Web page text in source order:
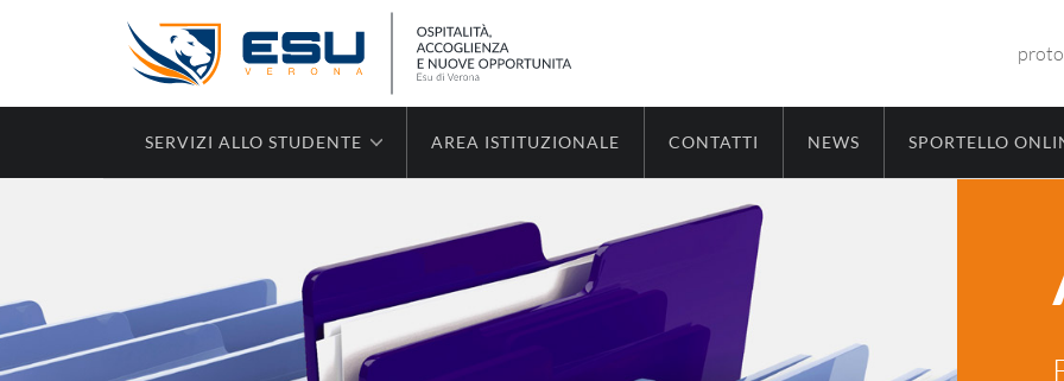
SERVIZI ALLO STUDENTE AREA ISTITUZIONALE CONTATTI NEWS SPORTELLO